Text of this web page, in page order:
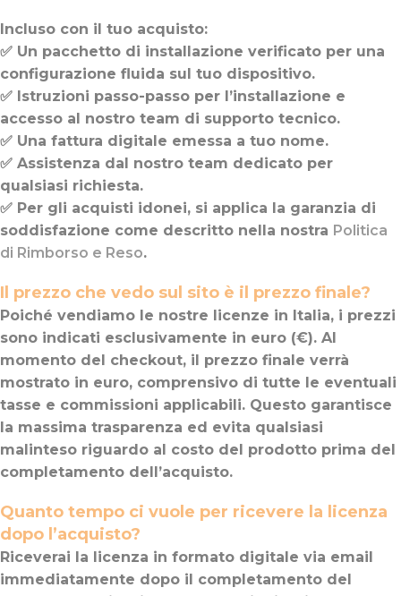
Incluso con il tuo acquisto:
✅ Un pacchetto di installazione verificato per una
configurazione fluida sul tuo dispositivo.
✅ Istruzioni passo-passo per l’installazione e
accesso al nostro team di supporto tecnico.
✅ Una fattura digitale emessa a tuo nome.
✅ Assistenza dal nostro team dedicato per
qualsiasi richiesta.
✅ Per gli acquisti idonei, si applica la garanzia di
soddisfazione come descritto nella nostra Politica
di Rimborso e Reso.
Il prezzo che vedo sul sito è il prezzo finale?
Poiché vendiamo le nostre licenze in Italia, i prezzi
sono indicati esclusivamente in euro (€). Al
momento del checkout, il prezzo finale verrà
mostrato in euro, comprensivo di tutte le eventuali
tasse e commissioni applicabili. Questo garantisce
la massima trasparenza ed evita qualsiasi
malinteso riguardo al costo del prodotto prima del
completamento dell’acquisto.
Quanto tempo ci vuole per ricevere la licenza
dopo l’acquisto?
Riceverai la licenza in formato digitale via email
immediatamente dopo il completamento del